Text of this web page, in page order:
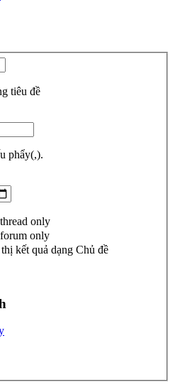
tiêu đề
phẩy(,).
only
only
kết quả dạng Chủ đề